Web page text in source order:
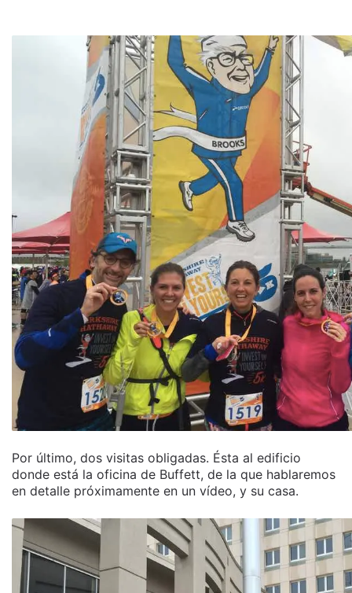
Por último, dos visitas obligadas. Ésta al edificio
donde está la oficina de Buffett, de la que hablaremos
en detalle próximamente en un vídeo, y su casa.